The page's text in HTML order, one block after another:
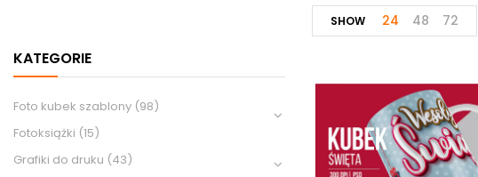
KATEGORIE
Foto kubek szablony (98)
Fotoksiążki (15)
Grafiki do druku (43)
SHOW 24 48 72